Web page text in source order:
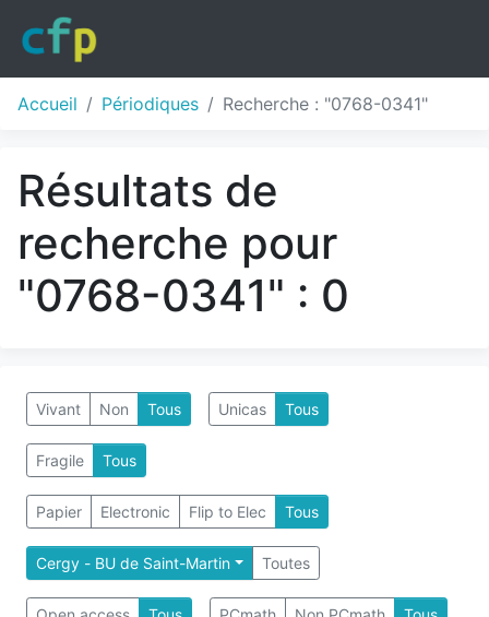
Accueil Périodiques Recherche : "0768-0341"
Résultats de
recherche pour
"0768-0341" : 0
Vivant Non Tous Unicas Tous
Fragile Tous
Papier Electronic Flip to Elec Tous
Cergy - BU de Saint-Martin Toutes